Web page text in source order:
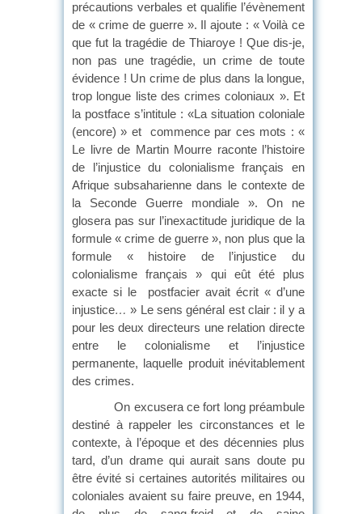
précautions verbales et qualifie l’évènement
de « crime de guerre ». Il ajoute : « Voilà ce
que fut la tragédie de Thiaroye ! Que dis-je,
non pas une tragédie, un crime de toute
évidence ! Un crime de plus dans la longue,
trop longue liste des crimes coloniaux ». Et
la postface s’intitule : «La situation coloniale
(encore) » et commence par ces mots : «
Le livre de Martin Mourre raconte l’histoire
de l’injustice du colonialisme français en
Afrique subsaharienne dans le contexte de
la Seconde Guerre mondiale ». On ne
glosera pas sur l’inexactitude juridique de la
formule « crime de guerre », non plus que la
formule « histoire de l’injustice du
colonialisme français » qui eût été plus
exacte si le postfacier avait écrit « d’une
injustice…» Le sens général est clair : il y a
pour les deux directeurs une relation directe
entre le colonialisme et l’injustice
permanente, laquelle produit inévitablement
des crimes.
On excusera ce fort long préambule
destiné à rappeler les circonstances et le
contexte, à l’époque et des décennies plus
tard, d’un drame qui aurait sans doute pu
être évité si certaines autorités militaires ou
coloniales avaient su faire preuve, en 1944,